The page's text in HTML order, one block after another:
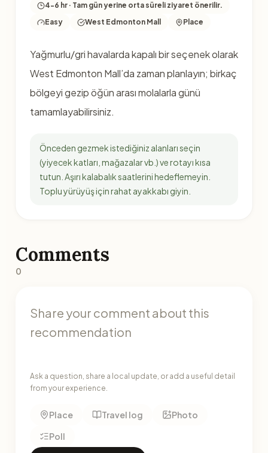
4-6 hr · Tam gün yerine orta süreli ziyaret önerilir.
Easy
West Edmonton Mall Place
Yağmurlu/gri havalarda kapalı bir seçenek olarak
West Edmonton Mall’da zaman planlayın; birkaç
bölgeyi gezip öğün arası molalarla günü
tamamlayabilirsiniz.
Önceden gezmek istediğiniz alanları seçin
(yiyecek katları, mağazalar vb.) ve rotayı kısa
tutun. Aşırı kalabalık saatlerini hedeflemeyin.
Toplu yürüyüş için rahat ayakkabı giyin.
Comments
0
Ask a question, share a local update, or add a useful detail
from your experience.
Place Travel log
Photo
Poll